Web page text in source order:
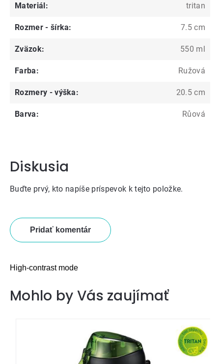
Materiál: tritan
Rozmer - šírka: 7.5 cm
Zväzok: 550 ml
Farba: Ružová
Rozmery - výška: 20.5 cm
Barva: Růová
Diskusia
Buďte prvý, kto napíše príspevok k tejto položke.
Pridať komentár
High-contrast mode
Mohlo by Vás zaujímať